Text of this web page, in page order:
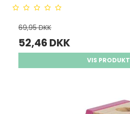
69,95 DKK
52,46 DKK
VIS PRODUKT